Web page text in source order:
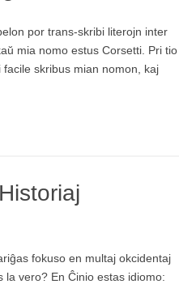
por trans-skribi literojn inter
mia nomo estus Corsetti. Pri tio
skribus mian nomon, kaj
fokuso en multaj okcidentaj
la vero? En Ĉinio estas idiomo: